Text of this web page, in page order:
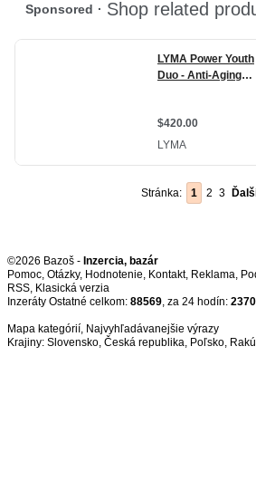
Stránka: 1 2 3
©2026 Bazoš - Inzercia, bazár
Pomoc, Otázky, Hodnotenie, Kontakt, Reklama,
RSS,
Inzeráty Ostatné celkom: 88569, za 24 hodín: 2370
Mapa kategórií, Najvyhľadávanejšie výrazy
Krajiny: Slovensko, Česká republika, Poľsko,